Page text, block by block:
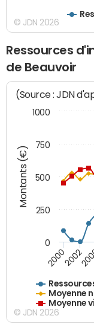
© JDN 2026
Ressources
de Beauvoir
Montants (€)
(Source : JDN
Moyenne
Moyenne
20002002
0
250
500
750
1000
© JDN 2026